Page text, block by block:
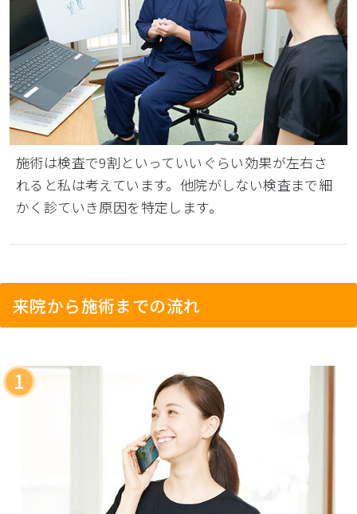
施術は検査で9割といっていいぐらい効果が左右さ
れると私は考えています。他院がしない検査まで細
かく診ていき原因を特定します。
来院から施術までの流れ
1